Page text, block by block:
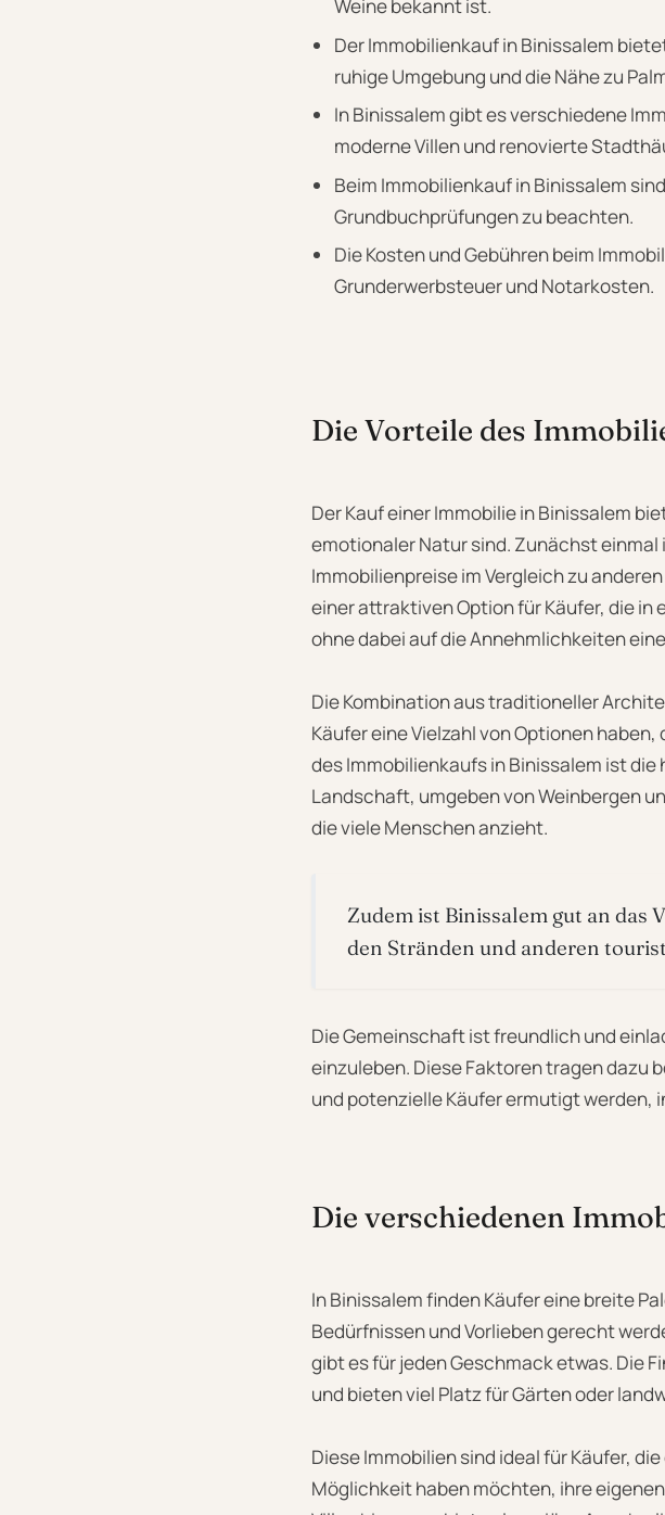
Weine bekannt ist.
Der Immobilienkauf in Binissalem
ruhige Umgebung und die Nähe zu
In Binissalem gibt es verschiedene
moderne Villen und renovierte
Beim Immobilienkauf in Binissalem
Grundbuchprüfungen zu beachten.
Die Kosten und Gebühren beim
Grunderwerbsteuer und Notarkosten.
Die Vorteile des
Der Kauf einer Immobilie in Binissalem
emotionaler Natur sind. Zunächst
Immobilienpreise im Vergleich zu
einer attraktiven Option für Käufer, die
ohne dabei auf die Annehmlichkeiten
Die Kombination aus traditioneller
Käufer eine Vielzahl von Optionen
des Immobilienkaufs in Binissalem ist
Landschaft, umgeben von Weinbergen
die viele Menschen anzieht.
Zudem ist Binissalem gut an das
den Stränden und anderen
Die Gemeinschaft ist freundlich und
einzuleben. Diese Faktoren tragen dazu
und potenzielle Käufer ermutigt werden,
Die verschiedenen
In Binissalem finden Käufer eine breite
Bedürfnissen und Vorlieben gerecht
gibt es für jeden Geschmack etwas. Die
und bieten viel Platz für Gärten oder
Diese Immobilien sind ideal für Käufer,
Möglichkeit haben möchten, ihre